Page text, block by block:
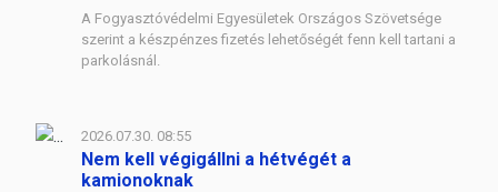
A Fogyasztóvédelmi Egyesületek Országos Szövetsége
szerint a készpénzes fizetés lehetőségét fenn kell tartani a
parkolásnál.
2026.07.30. 08:55
Nem kell végigállni a hétvégét a
kamionoknak